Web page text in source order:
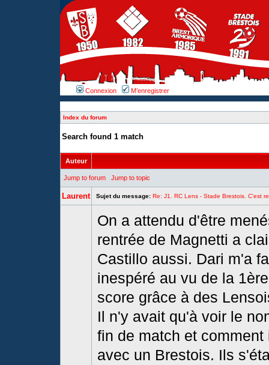
Connexion M’enregistrer
Index du forum
Search found 1 match
Auteur
Jump to forum Jump to topic
Laurent Sujet du message: Re: J1. RC Lens - Stade Brestois. C’est
On a attendu d'être
rentrée de Magnetti a
Castillo aussi. Dari m'a
inespéré au vu de la
score grâce à des
Il n'y avait qu'à voir le
fin de match et
avec un Brestois. Ils